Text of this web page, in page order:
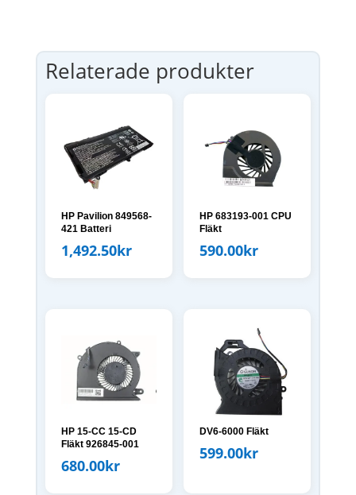
Relaterade produkter
HP Pavilion 849568-
421 Batteri
1,492.50kr
HP 683193-001 CPU
Fläkt
590.00kr
HP 15-CC 15-CD
Fläkt 926845-001
680.00kr
DV6-6000 Fläkt
599.00kr